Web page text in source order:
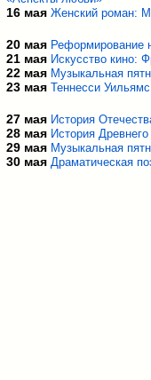
16 мая Женский роман:
20 мая Реформирование
21 мая Искусство кино:
22 мая Музыкальная
23 мая Теннесси
27 мая История
28 мая История
29 мая Музыкальная
30 мая Драматическая